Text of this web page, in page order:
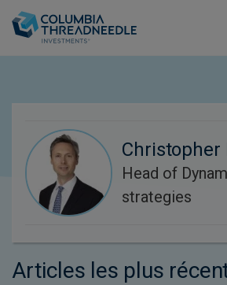
Christopher
Head of
strategies
Articles les plus